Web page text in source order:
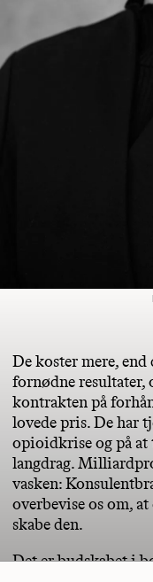
De koster mere,
fornødne resultater,
kontrakten på
lovede pris. De har
opioidkrise og på
langdrag.
vasken:
overbevise os om,
skabe den.
Det er budskabet i